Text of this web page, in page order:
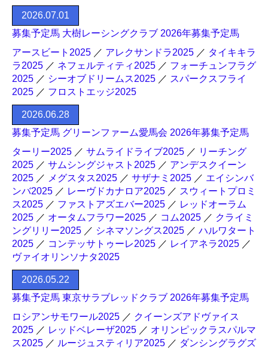
2026.07.01
募集予定馬 大樹レーシングクラブ 2026年募集予定馬
アースビート2025 ／ アレクサンドラ2025 ／ タイキキラ
ラ2025 ／ ネフェルティティ2025 ／ フォーチュンフラグ
2025 ／ シーオブドリームス2025 ／ スパークスフライ
2025 ／ フロストエッジ2025
2026.06.28
募集予定馬 グリーンファーム愛馬会 2026年募集予定馬
ターリー2025 ／ サムライドライブ2025 ／ リーチング
2025 ／ サムシングジャスト2025 ／ アンデスクイーン
2025 ／ メグスタス2025 ／ サザナミ2025 ／ エイシンバ
ンバ2025 ／ レーヴドカナロア2025 ／ スウィートプロミ
ス2025 ／ ファストアズエバー2025 ／ レッドオーラム
2025 ／ オータムフラワー2025 ／ コム2025 ／ クライミ
ングリリー2025 ／ シネマソングス2025 ／ ハルワタート
2025 ／ コンテッサトゥーレ2025 ／ レイアネラ2025 ／
ヴァイオリンソナタ2025
2026.05.22
募集予定馬 東京サラブレッドクラブ 2026年募集予定馬
ロシアンサモワール2025 ／ クイーンズアドヴァイス
2025 ／ レッドベレーザ2025 ／ オリンピックラスパルマ
ス2025 ／ ルージュスティリア2025 ／ ダンシングラグズ